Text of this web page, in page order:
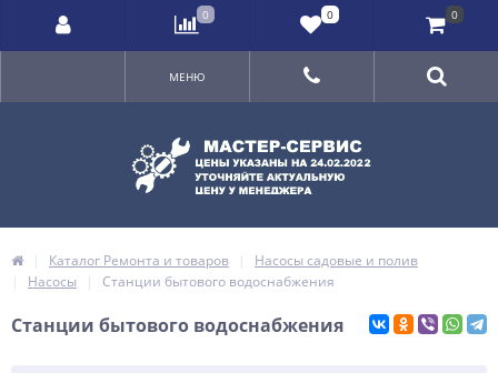
МЕНЮ
Каталог Ремонта и товаров
Насосы садовые и полив
Насосы
Станции бытового водоснабжения
Станции бытового водоснабжения
0 0 0